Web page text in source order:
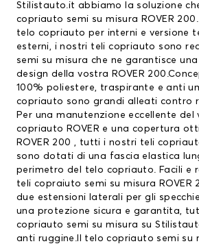
Stilistauto.it abbiamo la soluzione
copriauto semi su misura ROVER
telo copriautoper interni e versione
esterni, i nostri teli copriauto sono
semi su misura che ne garantisce
design della vostra ROVER
100% poliestere, traspirante e anti
copriauto sono grandi alleati contro
Per una manutenzione eccellente del
copriauto ROVER e una copertura
ROVER 200 , tutti i nostri teli
sono dotati di una fascia elastica
perimetro del telo copriauto. Facili e
teli copraiuto semi su misura ROVER
due estensioni laterali per gli
una protezione sicura e garantita,
copriauto semi su misura su
anti ruggine.Il telo copriauto semi su